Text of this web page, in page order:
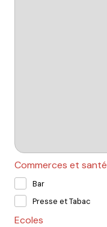
Commerces et santé
Bar
Presse et Tabac
Ecoles